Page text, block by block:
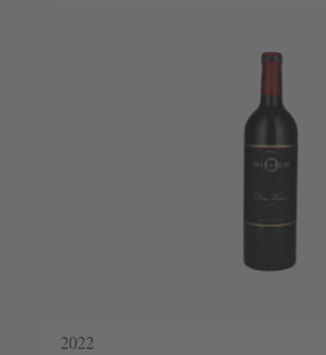
2022